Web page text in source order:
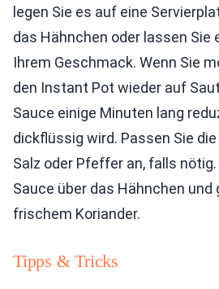
legen Sie es auf eine
das Hähnchen oder lassen Sie
Ihrem Geschmack. Wenn Sie
den Instant Pot wieder auf
Sauce einige Minuten lang
dickflüssig wird. Passen Sie
Salz oder Pfeffer an, falls
Sauce über das Hähnchen und
frischem Koriander.
Tipps & Tricks